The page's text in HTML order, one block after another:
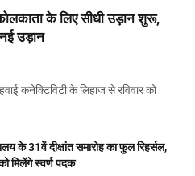
के लिए सीधी उड़ान शुरू,
उड़ान
कनेक्टिविटी के लिहाज से रविवार को
के 31वें दीक्षांत समारोह का फुल रिहर्सल,
मिलेंगे स्वर्ण पदक